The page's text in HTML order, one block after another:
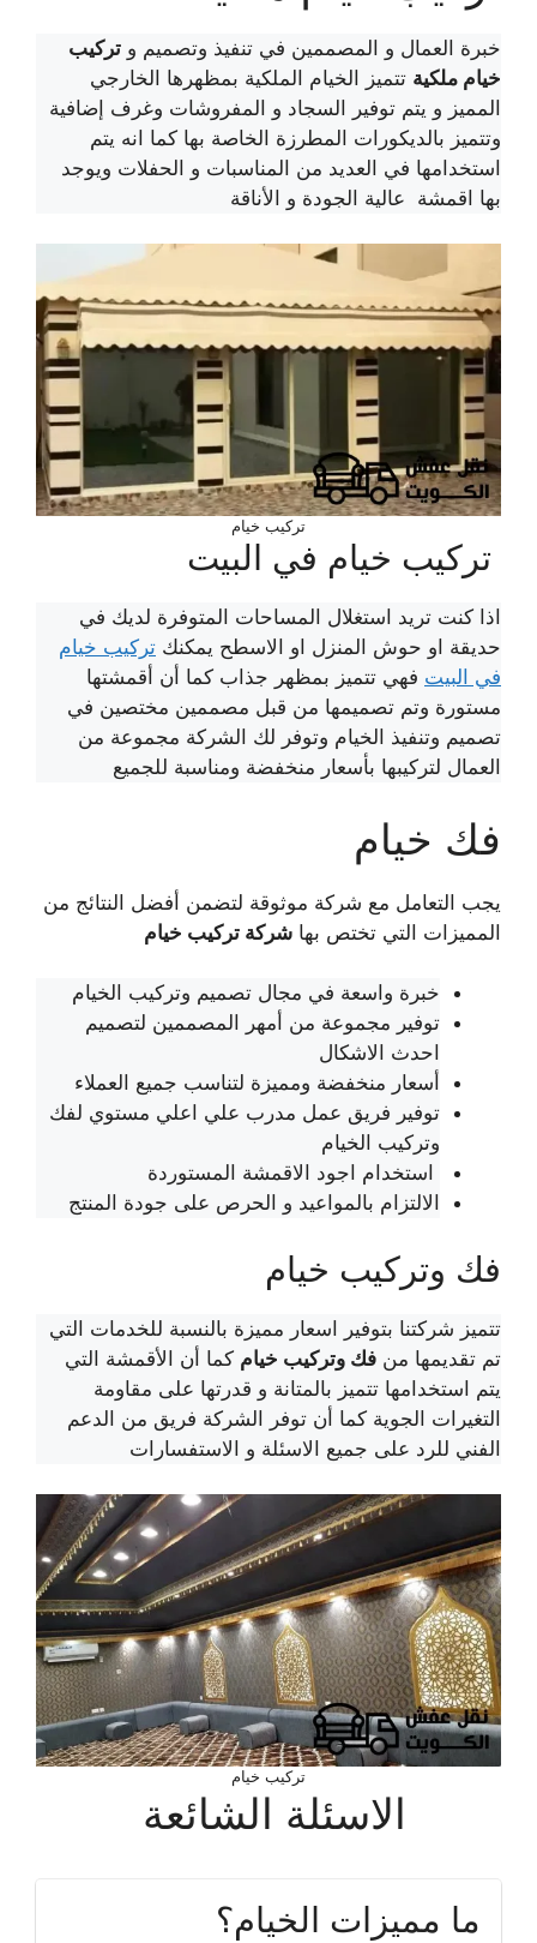
خبرة العمال و المصممين في تنفيذ وتصميم و تركيب
خيام ملكية تتميز الخيام الملكية بمظهرها الخارجي
المميز و يتم توفير السجاد و المفروشات وغرف إضافية
وتتميز بالديكورات المطرزة الخاصة بها كما انه يتم
استخدامها في العديد من المناسبات و الحفلات ويوجد
بها اقمشة عالية الجودة و الأناقة
تركيب خيام
تركيب خيام في البيت
اذا كنت تريد استغلال المساحات المتوفرة لديك في
حديقة او حوش المنزل او الاسطح يمكنك تركيب خيام
في البيت فهي تتميز بمظهر جذاب كما أن أقمشتها
مستورة وتم تصميمها من قبل مصممين مختصين في
تصميم وتنفيذ الخيام وتوفر لك الشركة مجموعة من
العمال لتركيبها بأسعار منخفضة ومناسبة للجميع
فك خيام
يجب التعامل مع شركة موثوقة لتضمن أفضل النتائج من
المميزات التي تختص بها شركة تركيب خيام
خبرة واسعة في مجال تصميم وتركيب الخيام
توفير مجموعة من أمهر المصممين لتصميم
احدث الاشكال
أسعار منخفضة ومميزة لتناسب جميع العملاء
توفير فريق عمل مدرب علي اعلي مستوي لفك
وتركيب الخيام
استخدام اجود الاقمشة المستوردة
الالتزام بالمواعيد و الحرص على جودة المنتج
فك وتركيب خيام
تتميز شركتنا بتوفير اسعار مميزة بالنسبة للخدمات التي
تم تقديمها من فك وتركيب خيام كما أن الأقمشة التي
يتم استخدامها تتميز بالمتانة و قدرتها على مقاومة
التغيرات الجوية كما أن توفر الشركة فريق من الدعم
الفني للرد على جميع الاسئلة و الاستفسارات
تركيب خيام
الاسئلة الشائعة
ما مميزات الخيام؟